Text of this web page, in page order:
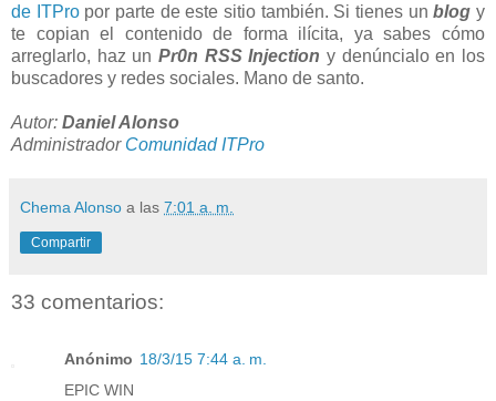
de ITPropor parte de este sitio también. Si tienes unblog y
te copian el contenido de forma ilícita, ya sabes cómo
arreglarlo, haz un Pr0n RSS Injection y denúncialo en los
buscadores y redes sociales. Mano de santo.
Autor: Daniel Alonso
Administrador Comunidad ITPro
Chema Alonso a las 7:01 a. m.
Compartir
33 comentarios:
Anónimo 18/3/15 7:44 a. m.
EPIC WIN